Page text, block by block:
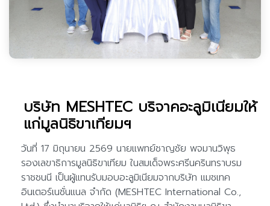
บริษัท MESHTEC บริจาคอะลูมิเนียมให้
แก่มูลนิธิขาเทียมฯ